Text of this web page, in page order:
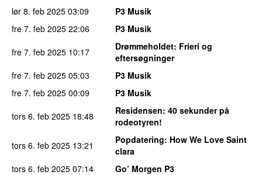
lør 8. feb 2025 03:09
P3 Musik
fre 7. feb 2025 22:06
P3 Musik
fre 7. feb 2025 10:17 Drømmeholdet: Frieri og
eftersøgninger
fre 7. feb 2025 05:03
P3 Musik
fre 7. feb 2025 00:09
P3 Musik
tors 6. feb 2025 18:48 Residensen: 40 sekunder på
rodeotyren!
tors 6. feb 2025 13:21 Popdatering: How We Love Saint
clara
tors 6. feb 2025 07:14
Go’ Morgen P3